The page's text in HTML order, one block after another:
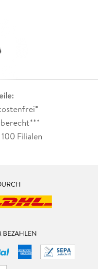
Filialen
BEZAHLEN